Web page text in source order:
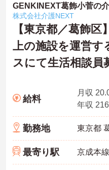
GENKINEXT葛飾小菅の
株式会社介護NEXT
【東京都／葛飾
上の施設を運営す
スにて生活相談員
給料
勤務地
最寄り駅